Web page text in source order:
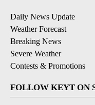
Daily News Update
Weather Forecast
Breaking News
Severe Weather
Contests & Promotions
FOLLOW KEYT ON